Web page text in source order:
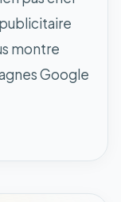
montre
Google